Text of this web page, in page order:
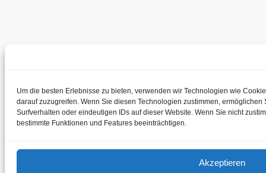
Um die besten Erlebnisse zu bieten, verwenden wir Technologien wie
darauf zuzugreifen. Wenn Sie diesen Technologien zustimmen,
Surfverhalten oder eindeutigen IDs auf dieser Website. Wenn Sie nicht
bestimmte Funktionen und Features beeinträchtigen.
Akzeptieren